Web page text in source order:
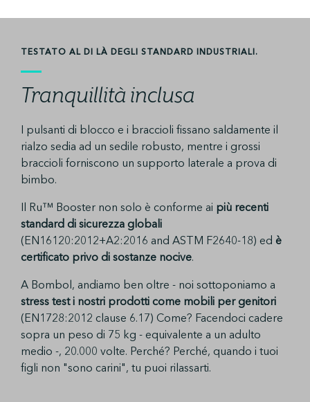
TESTATO AL DI LÀ DEGLI STANDARD INDUSTRIALI.
Tranquillità inclusa
I pulsanti di blocco e i braccioli fissano saldamente il
rialzo sedia ad un sedile robusto, mentre i grossi
braccioli forniscono un supporto laterale a prova di
bimbo.
Il Ru™ Booster non solo è conforme ai più recenti
standard di sicurezza globali
(EN16120:2012+A2:2016 and ASTM F2640-18) ed è
certificato privo di sostanze nocive.
A Bombol, andiamo ben oltre - noi sottoponiamo a
stress test i nostri prodotti come mobili per genitori
(EN1728:2012 clause 6.17) Come? Facendoci cadere
sopra un peso di 75 kg - equivalente a un adulto
medio -, 20.000 volte. Perché? Perché, quando i tuoi
figli non "sono carini", tu puoi rilassarti.